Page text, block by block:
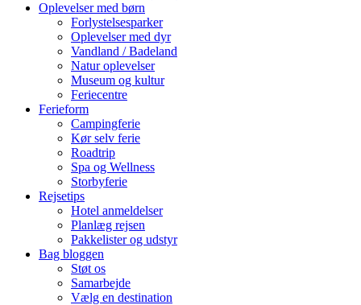
Oplevelser med børn
Forlystelsesparker
Oplevelser med dyr
Vandland / Badeland
Natur oplevelser
Museum og kultur
Feriecentre
Ferieform
Campingferie
Kør selv ferie
Roadtrip
Spa og Wellness
Storbyferie
Rejsetips
Hotel anmeldelser
Planlæg rejsen
Pakkelister og udstyr
Bag bloggen
Støt os
Samarbejde
Vælg en destination